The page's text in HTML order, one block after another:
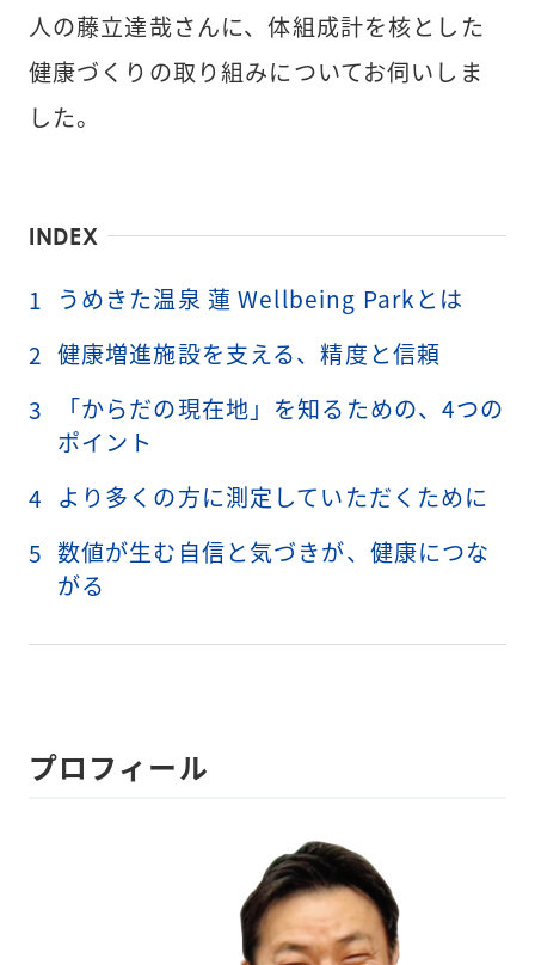
人の藤立達哉さんに、体組成計を核とした
健康づくりの取り組みについてお伺いしま
した。
INDEX
1
うめきた温泉 蓮 Wellbeing Parkとは
2 健康増進施設を支える、精度と信頼
3
「からだの現在地」を知るための、4つの
ポイント
4 より多くの方に測定していただくために
5 数値が生む自信と気づきが、健康につな
がる
プロフィール